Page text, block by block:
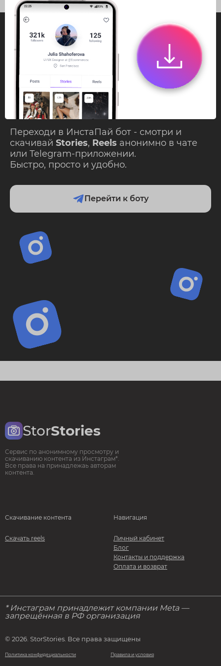
InstaPie
Смотри Stories и
скачивай Reels без
ограничений!
Переходи в ИнстаПай бот - смотри и
скачивай Stories, Reels анонимно в чате
или Telegram-приложении.
Быстро, просто и удобно.
Перейти к боту
StorStories
Сервис по анонимному просмотру и
скачиванию контента из Инстаграм*.
Все права на принадлежаь авторам
контента.
Скачивание контента
Скачать reels
Навигация
Личный кабинет
Блог
Контакты и поддержка
Оплата и возврат
* Инстаграм принадлежит компании Meta —
запрещённая в РФ организация
© 2026. StorStories. Все права защищены
Политика конфидециальности Правила и условия